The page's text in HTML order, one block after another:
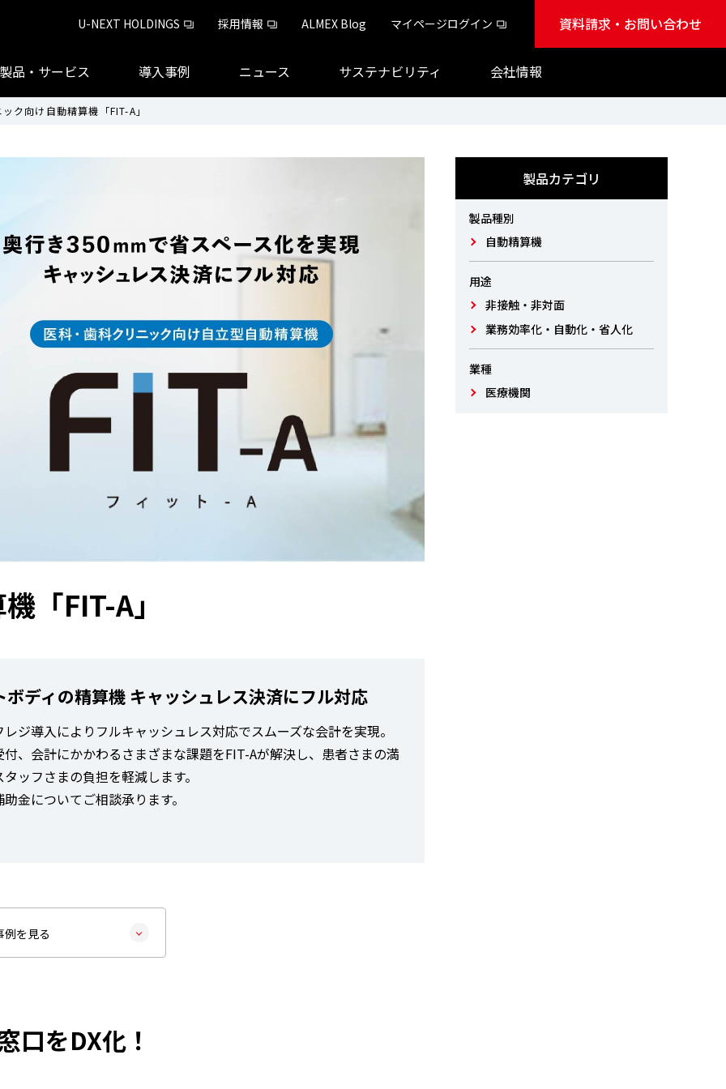
製品・サービス 導入事例 ニュース サステナビリティ 会社情報
U-NEXT HOLDINGS 採用情報 ALMEX Blog マイページログイン 資料請求・お問い合わせ
ク向け自動精算機「FIT-A」
「FIT-A」
ディの精算機 キャッシュレス決済にフル対応
ジ導入によりフルキャッシュレス対応でスムーズな会計を実現。
、会計にかかわるさまざまな課題をFIT-Aが解決し、患者さまの満
ッフさまの負担を軽減します。
金についてご相談承ります。
例を見る
口をDX化！
製品カテゴリ
製品種別
自動精算機
用途
非接触・非対面
業務効率化・自動化・省人化
業種
医療機関